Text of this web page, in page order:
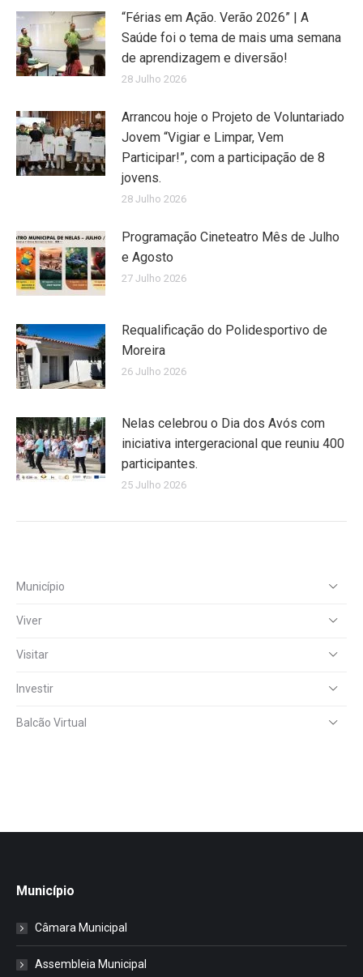
“Férias em Ação. Verão 2026” | A
Saúde foi o tema de mais uma semana
de aprendizagem e diversão!
28 Julho 2026
Arrancou hoje o Projeto de Voluntariado
Jovem “Vigiar e Limpar, Vem
Participar!”, com a participação de 8
jovens.
28 Julho 2026
Programação Cineteatro Mês de Julho
e Agosto
27 Julho 2026
Requalificação do Polidesportivo de
Moreira
26 Julho 2026
Nelas celebrou o Dia dos Avós com
iniciativa intergeracional que reuniu 400
participantes.
25 Julho 2026
Município
Viver
Visitar
Investir
Balcão Virtual
Município
Câmara Municipal
Assembleia Municipal